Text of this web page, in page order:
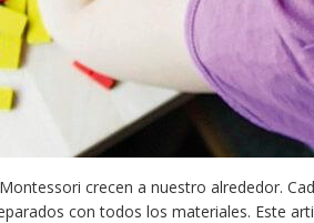
crecen a nuestro alrededor.
con todos los materiales. Este